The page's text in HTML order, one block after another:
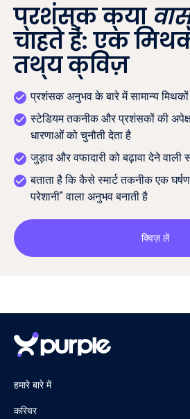
प्रशंसक क्या
चाहते हैं: एक
तथ्य क्विज़
प्रशंसक अनुभव के बारे में सामान्य
स्टेडियम तकनीक और प्रशंसकों की
धारणाओं को चुनौती देता है
जुड़ाव और वफादारी को बढ़ावा देने वाली
बताता है कि कैसे स्मार्ट तकनीक एक घर्षण
परेशानी" वाला अनुभव बनाती है
क्विज़ लें
हमारे बारे में
करियर